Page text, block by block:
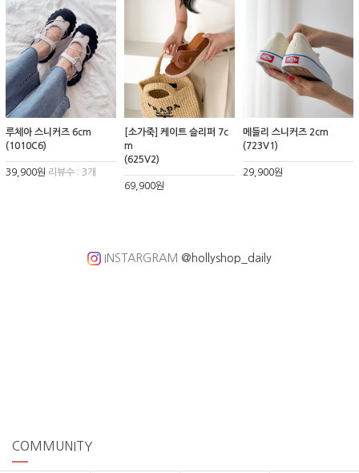
루체아 스니커즈 6cm
(1010C6)
39,900원 리뷰수 : 3개
[소가죽] 케이트 슬리퍼 7c
m
(625V2)
69,900원
메들리 스니커즈 2cm
(723V1)
29,900원
INSTARGRAM @hollyshop_daily
COMMUNITY